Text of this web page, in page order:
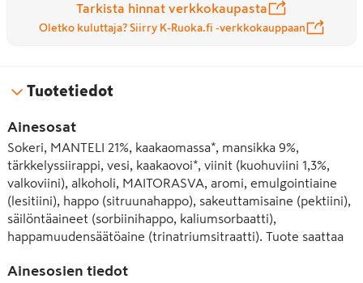
Tarkista hinnat verkkokaupasta
Oletko kuluttaja? Siirry K-Ruoka.fi -verkkokauppaan
Tuotetiedot
Ainesosat
Sokeri, MANTELI 21%, kaakaomassa*, mansikka 9%,
tärkkelyssiirappi, vesi, kaakaovoi*, viinit (kuohuviini 1,3%,
valkoviini), alkoholi, MAITORASVA, aromi, emulgointiaine
(lesitiini), happo (sitruunahappo), sakeuttamisaine (pektiini),
säilöntäaineet (sorbiinihappo, kaliumsorbaatti),
happamuudensäätöaine (trinatriumsitraatti). Tuote saattaa
%. Tumma suklaa sisältää vähintään 50% kaakaokuiva-
Ainesosien tiedot